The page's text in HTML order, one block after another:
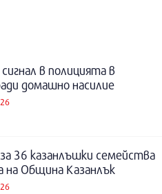
в полицията в
домашно насилие
36 казанлъшки семейства
на Община Казанлък